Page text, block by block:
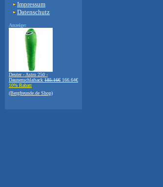
Impressum
Datenschutz
Anzeige:
Deuter - Astro 250 -
Daunenschlafsack 185.16€ 166.64€
10% Rabatt
(Bergfreunde.de Shop)